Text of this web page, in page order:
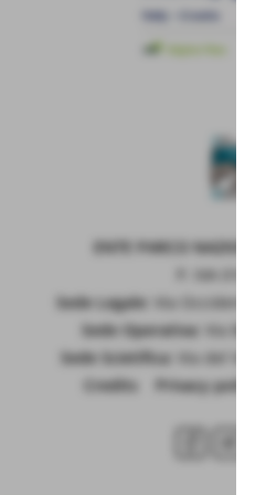
ENTE PARCO
Sede Legale:
Via
Sede Operativa:
Sede Scietifica:
Via del
Credits
Privacy policy